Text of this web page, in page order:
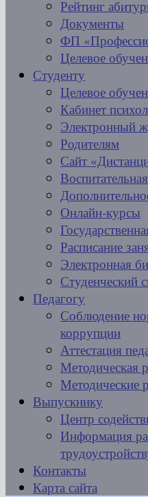
Рейтинг
Документы
ФП
Целевое
Студенту
Целевое
Кабинет
Электронный
Родителям
Сайт
Онлайн-курсы
Расписание
Электронная
Студенческий
Педагогу
Соблюдение
коррупции
Аттестация
Методическая
Методические
Выпускнику
Центр
Информация
Контакты
Карта сайта